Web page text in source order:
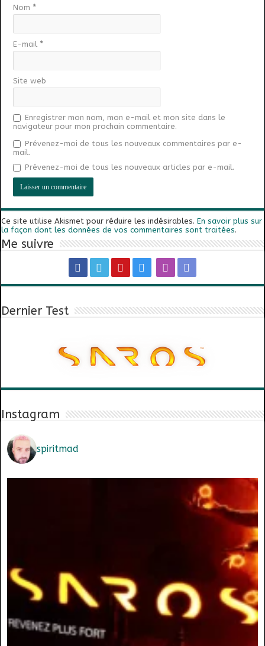
Nom *
E-mail *
Site web
Enregistrer mon nom, mon e-mail et mon site dans le
navigateur pour mon prochain commentaire.
Prévenez-moi de tous les nouveaux commentaires par e-
mail.
Prévenez-moi de tous les nouveaux articles par e-mail.
Ce site utilise Akismet pour réduire les indésirables.En savoir plus sur
la façon dont les données de vos commentaires sont traitées.
Me suivre
Dernier Test
Instagram
spiritmad